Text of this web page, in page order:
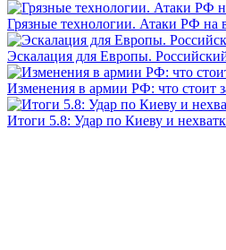
Грязные технологии. Атаки РФ
Эскалация для Европы.
Изменения в армии РФ: что стоит
Итоги 5.8: Удар по Киеву и